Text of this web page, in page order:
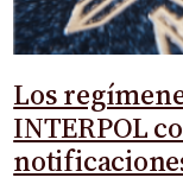
Los
INTERPOL